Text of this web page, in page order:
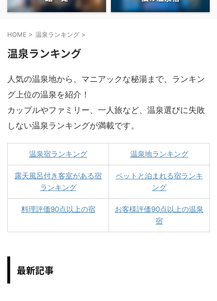
HOME > 温泉ランキング >
温泉ランキング
人気の温泉地から、マニアックな秘湯まで、ランキン
グ上位の温泉を紹介！
カップルやファミリー、一人旅など、温泉選びに失敗
しない温泉ランキングが満載です。
温泉宿ランキング 温泉地ランキング
露天風呂付き客室がある宿
ランキング
ペットと泊まれる宿ランキ
ング
料理評価90点以上の宿
お客様評価90点以上の温泉
宿
最新記事